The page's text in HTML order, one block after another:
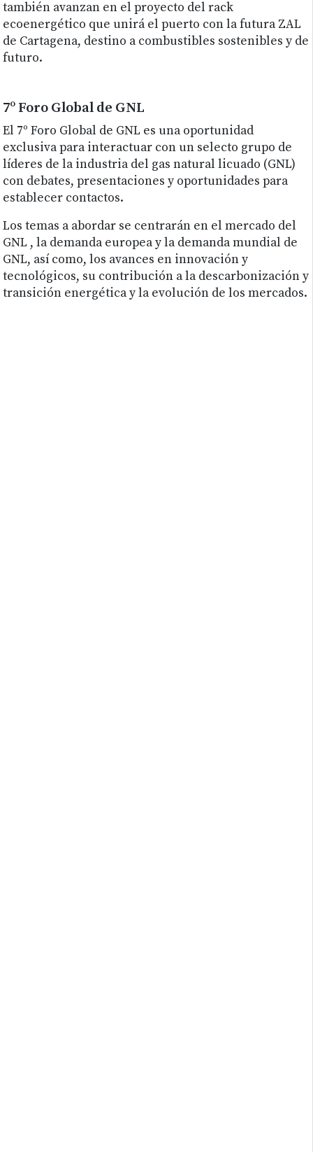
también avanzan en el proyecto del rack
ecoenergético que unirá el puerto con la futura ZAL
de Cartagena, destino a combustibles sostenibles y de
futuro.
7º Foro Global de GNL
El 7º Foro Global de GNL es una oportunidad
exclusiva para interactuar con un selecto grupo de
líderes de la industria del gas natural licuado (GNL)
con debates, presentaciones y oportunidades para
establecer contactos.
Los temas a abordar se centrarán en el mercado del
GNL , la demanda europea y la demanda mundial de
GNL, así como, los avances en innovación y
tecnológicos, su contribución a la descarbonización y
transición energética y la evolución de los mercados.